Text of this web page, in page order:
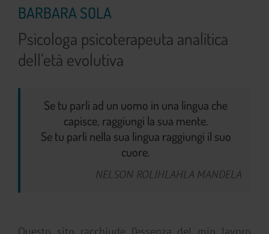
BARBARA SOLA
Psicologa psicoterapeuta analitica
dell’età evolutiva
Se tu parli ad un uomo in una lingua che
capisce, raggiungi la sua mente.
Se tu parli nella sua lingua raggiungi il suo
cuore.
NELSON ROLIHLAHLA MANDELA